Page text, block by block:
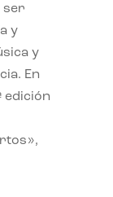
ser
y
y
En
edición